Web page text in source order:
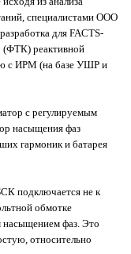
специалистами ООО
для FACTS-
(ФТК) реактивной
с ИРМ (на базе УШР и
с регулируемым
насыщения фаз
гармоник и батарея
подключается не к
обмотке
насыщением фаз. Это
относительно